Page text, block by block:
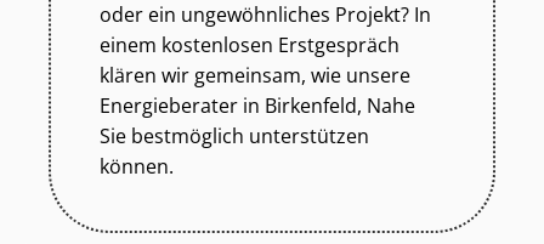
oder ein ungewöhnliches Projekt? In
einem kostenlosen Erstgespräch
klären wir gemeinsam, wie unsere
Energieberater in Birkenfeld, Nahe
Sie bestmöglich unterstützen
können.